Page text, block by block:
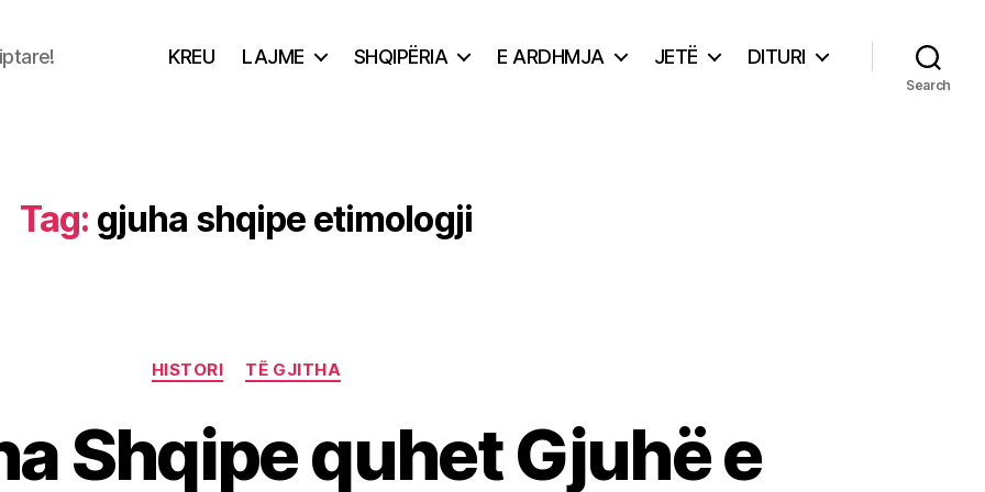
KREU LAJME SHQIPËRIA E ARDHMJA JETË DITURI
Search
Tag: gjuha shqipe etimologji
Categories
HISTORI TË GJITHA
Shqipe quhet Gjuhë e